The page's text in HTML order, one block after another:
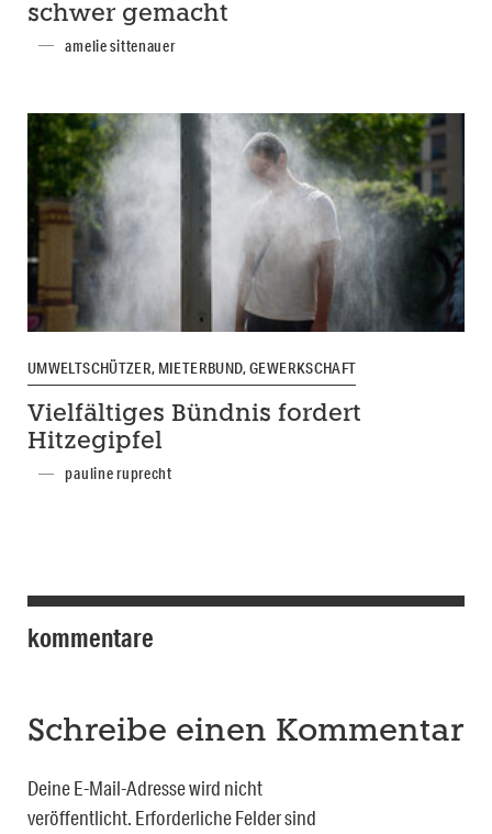
schwer gemacht
amelie sittenauer
UMWELTSCHÜTZER, MIETERBUND, GEWERKSCHAFT
Vielfältiges Bündnis fordert
Hitzegipfel
pauline ruprecht
kommentare
Schreibe einen Kommentar
Deine E-Mail-Adresse wird nicht
veröffentlicht. Erforderliche Felder sind